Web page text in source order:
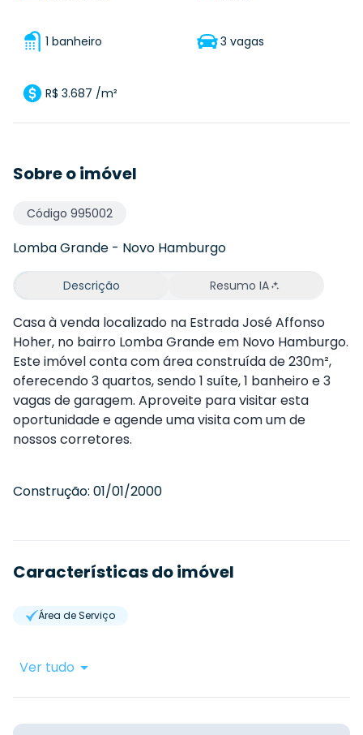
1 banheiro 3 vagas
R$ 3.687 /m²
Sobre o imóvel
Código 995002
Lomba Grande - Novo Hamburgo
Descrição Resumo IA
Casa à venda localizado na Estrada José Affonso
Hoher, no bairro Lomba Grande em Novo Hamburgo.
Este imóvel conta com área construída de 230m²,
oferecendo 3 quartos, sendo 1 suíte, 1 banheiro e 3
vagas de garagem. Aproveite para visitar esta
oportunidade e agende uma visita com um de
nossos corretores.
Construção: 01/01/2000
Características do imóvel
Área de Serviço
Ver tudo